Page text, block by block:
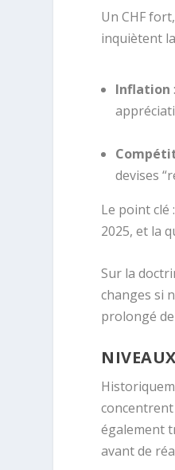
Un CHF
inquiètent
Inflation
devises
Le point clé
2025, et la
Sur la
changes si
prolongé
concentrent
également
avant de